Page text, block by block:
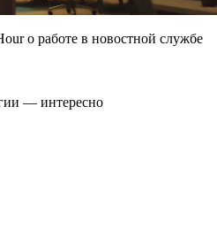
о работе в новостной службе
— интересно